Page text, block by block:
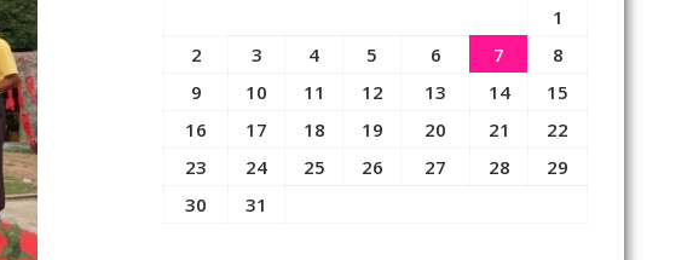
1
2
3 4 5 6 7
8
9
10 11 12 13 14
15
16
17 18 19 20 21
22
23
24 25 26 27 28
29
30
31